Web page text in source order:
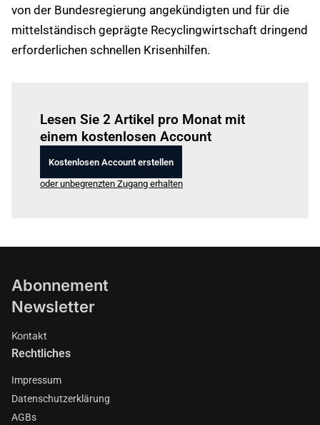
von der Bundesregierung angekündigten und für die
mittelständisch geprägte Recyclingwirtschaft dringend
erforderlichen schnellen Krisenhilfen.
Lesen Sie 2 Artikel pro Monat mit
einem kostenlosen Account
Kostenlosen Account erstellen
oder unbegrenzten Zugang erhalten
Abonnement
Newsletter
Kontakt
Rechtliches
Impressum
Datenschutzerklärung
AGBs